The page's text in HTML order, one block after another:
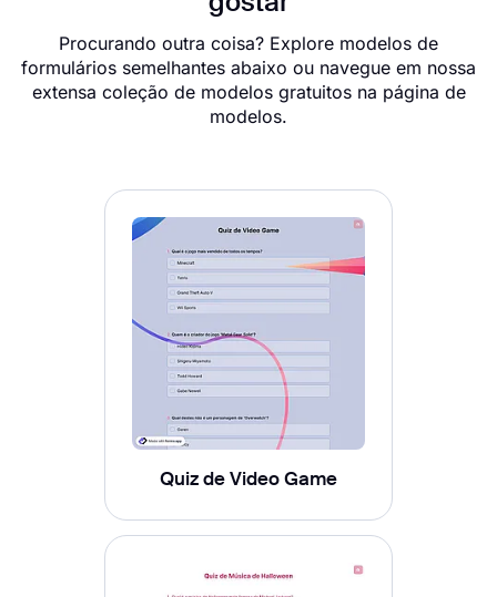
Procurando outra coisa? Explore modelos de
formulários semelhantes abaixo ou navegue em nossa
extensa coleção de modelos gratuitos na página de
modelos.
Quiz de Video Game